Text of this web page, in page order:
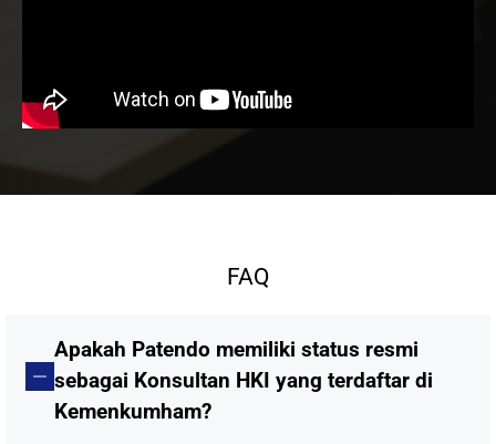
FAQ
Apakah Patendo memiliki status resmi
sebagai Konsultan HKI yang terdaftar di
Kemenkumham?